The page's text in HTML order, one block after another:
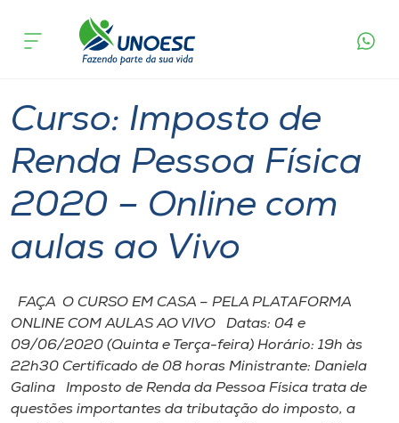
Cursos
Pesquisa
Atendimento ao Estudante
Portal de Ensino
A
Unoesc
Internacionalização
acontece
Curso: Imposto de
Renda Pessoa Física
2020 – Online com
aulas ao Vivo
FAÇA O CURSO EM CASA – PELA PLATAFORMA
ONLINE COM AULAS AO VIVO Datas: 04 e
09/06/2020 (Quinta e Terça-feira) Horário: 19h às
22h30 Certificado de 08 horas Ministrante: Daniela
Galina Imposto de Renda da Pessoa Física trata de
questões importantes da tributação do imposto, a